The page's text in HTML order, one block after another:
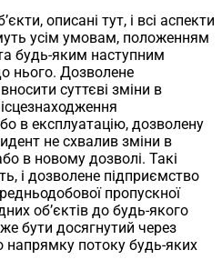
описані тут, і всі аспекти
усім умовам, положенням
будь-яким наступним
нього. Дозволене
суттєві зміни в
в експлуатацію, дозволену
не схвалив зміни в
в новому дозволі. Такі
і дозволене підприємство
пропускної
об’єктів до будь-якого
бути досягнутий через
напрямку потоку будь-яких